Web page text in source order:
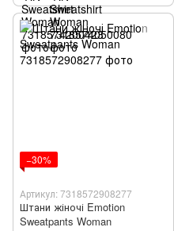
−30%
Артикул: 7318572908277
Штани жіночі Emotion
Sweatpants Woman